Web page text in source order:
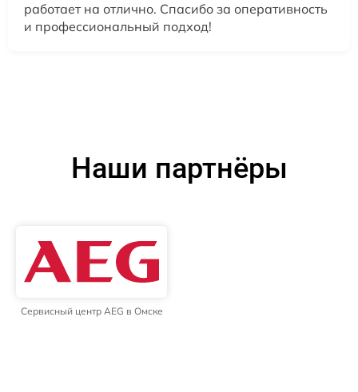
работает на отлично. Спасибо за оперативность
и профессиональный подход!
Наши партнёры
Сервисный центр AEG в Омске